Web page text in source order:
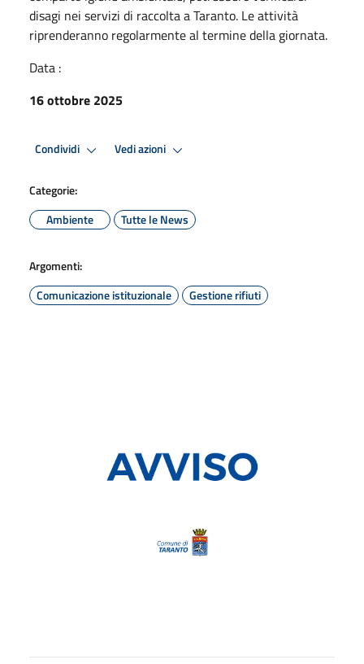
disagi nei servizi di raccolta a Taranto. Le attività
riprenderanno regolarmente al termine della giornata.
Data :
16 ottobre 2025
Condividi Vedi azioni
Categorie:
Ambiente
Tutte le News
Argomenti:
Comunicazione istituzionale
Gestione rifiuti